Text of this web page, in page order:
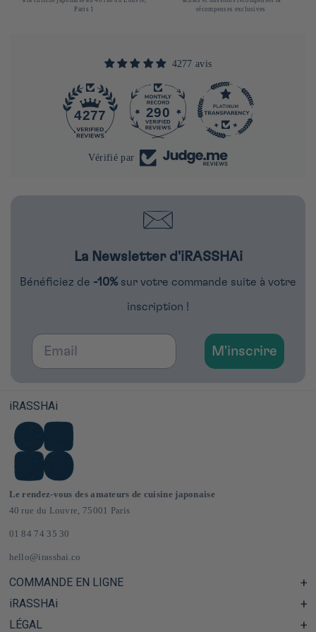
Paris 1
récompenses exclusives
4277 avis
4277 290
Vérifié par
La Newsletter d'iRASSHAi
Bénéficiez de -10% sur votre commande suite à votre
inscription !
Email
M'inscrire
iRASSHAi
Le rendez-vous des amateurs de cuisine japonaise
40 rue du Louvre, 75001 Paris
01 84 74 35 30
hello@irasshai.co
COMMANDE EN LIGNE
Centre d'aide & FAQ
Livraison et frais de port en France & Europe
iRASSHAi
Les horaires du 40 rue du Louvre, Paris
LÉGAL